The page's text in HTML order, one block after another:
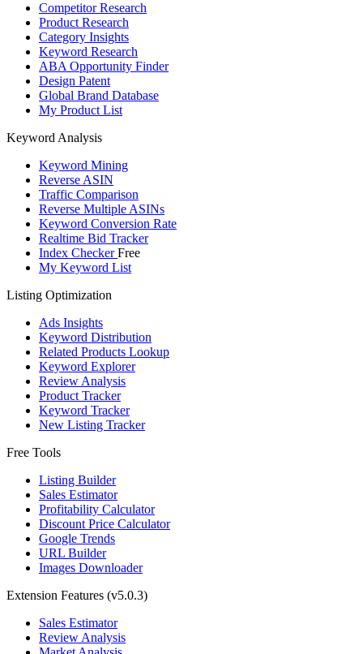
Competitor Research
Product Research
Category Insights
Keyword Research
ABA Opportunity Finder
Design Patent
Global Brand Database
My Product List
Keyword Analysis
Keyword Mining
Reverse ASIN
Traffic Comparison
Reverse Multiple ASINs
Keyword Conversion Rate
Realtime Bid Tracker
Index CheckerFree
My Keyword List
Listing Optimization
Ads Insights
Keyword Distribution
Related Products Lookup
Keyword Explorer
Review Analysis
Product Tracker
Keyword Tracker
New Listing Tracker
Free Tools
Listing Builder
Sales Estimator
Profitability Calculator
Discount Price Calculator
Google Trends
URL Builder
Images Downloader
Extension Features (v5.0.3)
Sales Estimator
Review Analysis